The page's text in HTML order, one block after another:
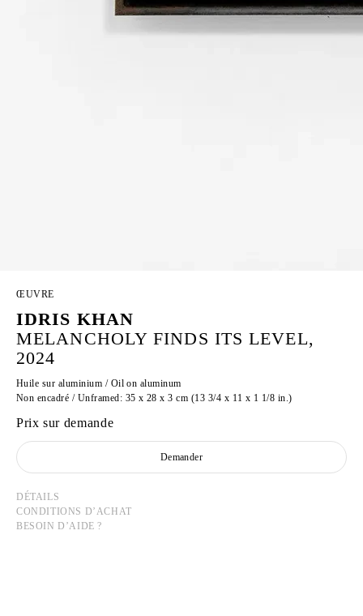
ŒUVRE
IDRIS KHAN
MELANCHOLY FINDS ITS LEVEL,
2024
Huile sur aluminium / Oil on aluminum
Non encadré / Unframed: 35 x 28 x 3 cm (13 3/4 x 11 x 1 1/8 in.)
Prix sur demande
Demander
DÉTAILS
CONDITIONS D’ACHAT
BESOIN D’AIDE ?